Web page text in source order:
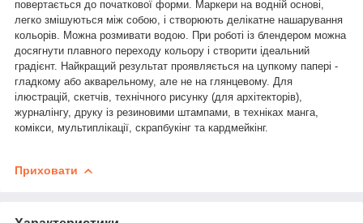
повертається до початкової форми. Маркери на водній основі,
легко змішуються між собою, і створюють делікатне нашарування
кольорів. Можна розмивати водою. При роботі із блендером можна
досягнути плавного переходу кольору і створити ідеальний
градієнт. Найкращий результат проявляється на цупкому папері -
гладкому або акварельному, але не на глянцевому. Для
ілюстрацій, скетчів, технічного рисунку (для архітекторів),
журналінгу, друку із резиновими штампами, в техніках манга,
комікси, мультиплікації, скрапбукінг та кардмейкінг.
Приховати